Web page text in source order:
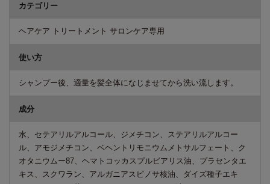
カテゴリー
ヘアケア トリートメント サロンケア専用
使い方
シャンプー後、適量を髪全体になじませてから洗い流します。
成分
水、セテアリルアルコール、ジメチコン、ステアリルアルコー
ル、アモジメチコン、ベヘントリモニウムメトサルフェート、ク
オタニウムー87、ヘマトコッカスプルビアリス油、プラセンタエ
キス、スクワラン、アルガニアスピノサ核油、ダイズ種子エキ